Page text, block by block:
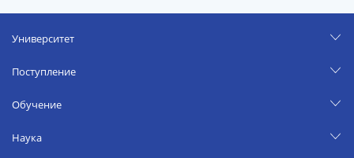
Университет
Поступление
Обучение
Наука